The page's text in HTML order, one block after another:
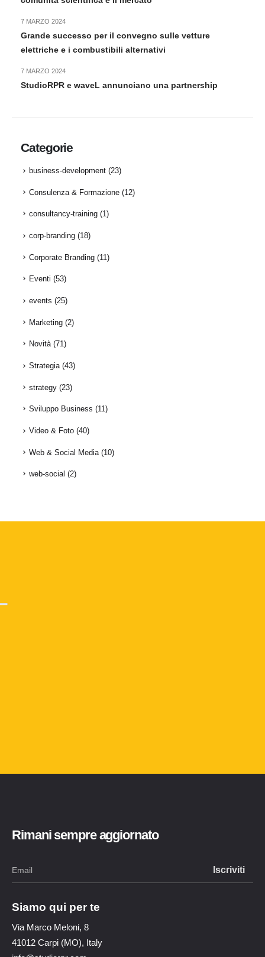
Grande successo per il convegno sulle vetture
elettriche e i combustibili alternativi
7 MARZO 2024
StudioRPR e waveL annunciano una partnership
7 MARZO 2024
Categorie
business-development(23)
Consulenza & Formazione(12)
consultancy-training(1)
corp-branding(18)
Corporate Branding(11)
Eventi (53)
events (25)
Marketing(2)
Novità(71)
Strategia(43)
strategy(23)
Sviluppo Business (11)
Video & Foto(40)
Web & Social Media(10)
web-social (2)
Rimani sempre aggiornato
Siamo qui per te
Via Marco Meloni, 8
41012 Carpi (MO), Italy